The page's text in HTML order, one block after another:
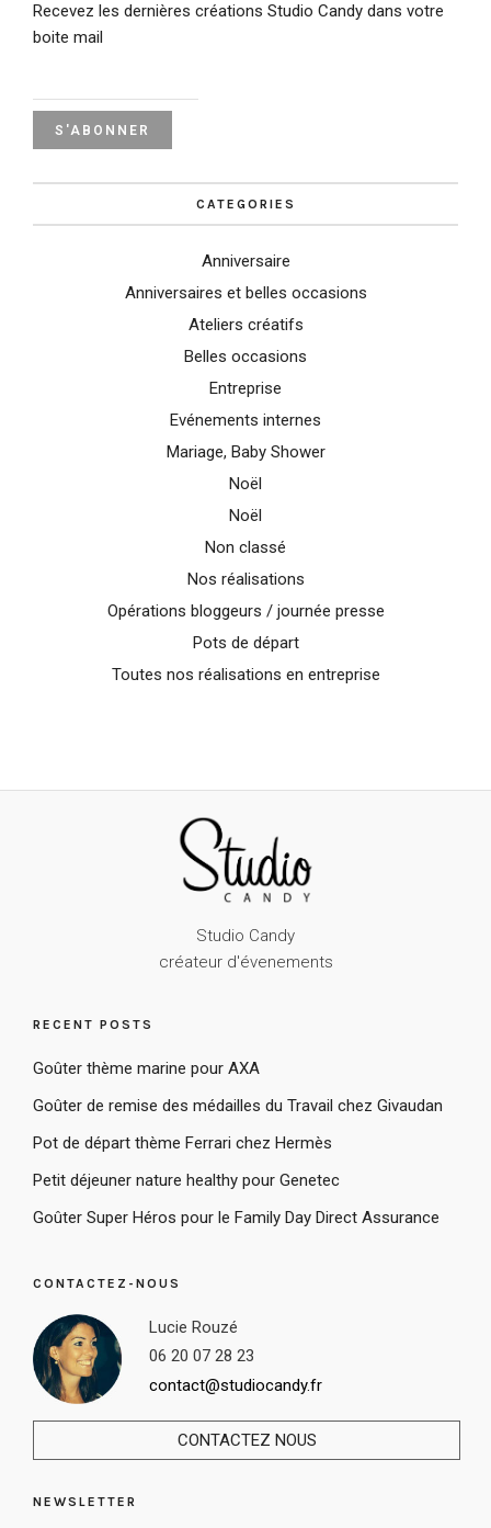
Recevez les dernières créations Studio Candy dans votre
boite mail
CATEGORIES
Anniversaire
Anniversaires et belles occasions
Ateliers créatifs
Belles occasions
Entreprise
Evénements internes
Mariage, Baby Shower
Noël
Noël
Non classé
Nos réalisations
Opérations bloggeurs / journée presse
Pots de départ
Toutes nos réalisations en entreprise
Studio Candy
créateur d'évenements
RECENT POSTS
Goûter thème marine pour AXA
Goûter de remise des médailles du Travail chez Givaudan
Pot de départ thème Ferrari chez Hermès
Petit déjeuner nature healthy pour Genetec
Goûter Super Héros pour le Family Day Direct Assurance
CONTACTEZ-NOUS
Lucie Rouzé
06 20 07 28 23
contact@studiocandy.fr
CONTACTEZ NOUS
NEWSLETTER